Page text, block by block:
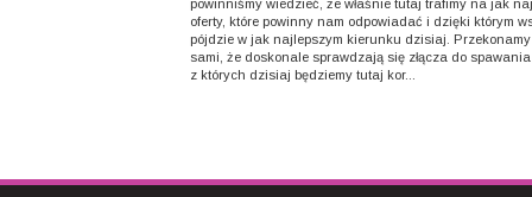
powinniśmy wiedzieć, że właśnie tutaj trafimy na jak
oferty, które powinny nam odpowiadać i dzięki którym
pójdzie w jak najlepszym kierunku dzisiaj.
sami, że doskonale sprawdzają się złącza do
z których dzisiaj będziemy tutaj kor...